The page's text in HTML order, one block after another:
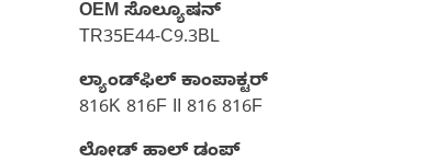
OEM ಸೊಲ್ಯೂಷನ್
TR35E44-C9.3BL
ಲ್ಯಾಂಡ್‌ಫಿಲ್‌ ಕಾಂಪಾಕ್ಟರ್
816K 816F II 816 816F
ಲೋಡ್ ಹಾಲ್ ಡಂಪ್